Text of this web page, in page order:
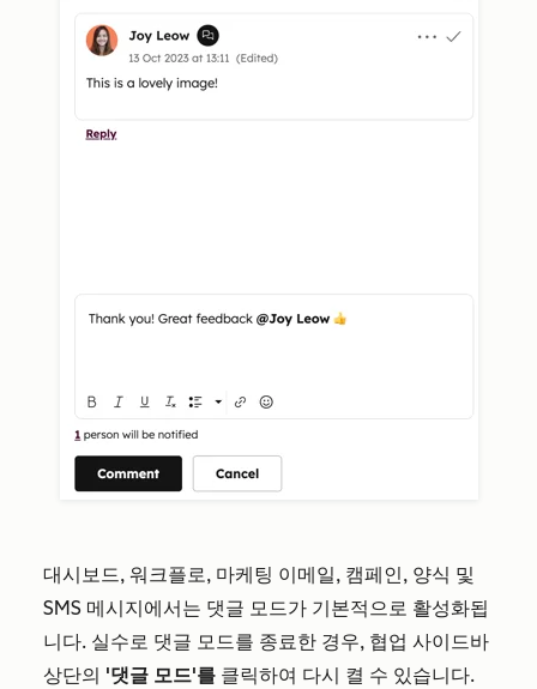
대시보드, 워크플로, 마케팅 이메일, 캠페인, 양식 및
SMS 메시지에서는 댓글 모드가 기본적으로 활성화됩
니다. 실수로 댓글 모드를 종료한 경우, 협업 사이드바
상단의 '댓글 모드'를 클릭하여 다시 켤 수 있습니다.